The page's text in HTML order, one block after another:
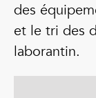
des
et le tri des
laborantin.